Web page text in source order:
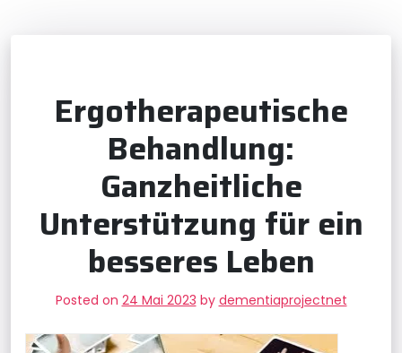
Ergotherapeutische
Behandlung:
Ganzheitliche
Unterstützung für ein
besseres Leben
Posted on 24 Mai 2023 by dementiaprojectnet